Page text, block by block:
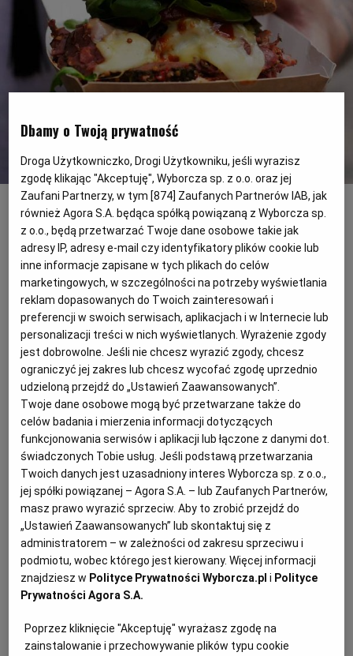
NAPOJE
SAŁATKI
MAKARONY
DRÓB
MIĘSA
RYBY
PRZEKĄSKI
DOMOWE PRZETWORY
SOST, DIPY I INNE DODATKI
DOMOWE PRZYJĘCIE
GRILL
KUCHNIA CHIŃSKA
KUCHNIA TAJSKA
KUCHNIA GRECKA
KUCHNIA PORTUGALSKA
KUCHNIA FRANCUSKA
KUCHNIA AMERYKAŃSKA
KUCHNIA POLSKA
KUCHNIA MEKSYKAŃSKA
KUCHNIA INDYJSKA
KUCHNIA HISZPAŃSKA
KUCHNIA NIEMIECKA
ZAKUPY
SPRZĘT KUCHENNY
FIT PRZEPISY
WEGE
WEGAN
BEZ GLUTENU
PODRÓŻE KULINARNE
HISTORIE KULINARNE
FELIETONY KULINARNE
KSIĄŻKI KULINARNE
SZEF KUCHNI
NASZE SERWISY
SERWISY LOKALNE
BIAŁYSTOK
BIELSKO-BIAŁA
BYDGOSZCZ
CZĘSTOCHOWA
ELBLĄG
GLIWICE
GORZÓW WIELKOPOLSKI
KALISZ
KATOWICE
KIELCE
WYBORCZA.PL
MAGAZYNY
DUŻY FORMAT
WOLNA SOBOTA
ALE HISTORIA
WYBORCZA TV I VOD
TYLKO ZDROWIE
KSIĄŻKI. MAGAZYN DO CZYTANIA
NASZA EUROPA
SŁÓWKA. MAGAZYN O JĘZYKU
WYBORCZA CLASSIC
WYBORCZA.BIZ
WYSOKIE OBCASY
BIQDATA
JUTRONAUCI
ARCHIWUM
INNE SERWISY
GAZETA.PL
Żarcie na Kółkach(mat.pras.)
W weekend 24-25 sierpnia na błoniach
PGE Narodowego zaparkuje ponad 100
food trucków serwujących jedzenie z
różnych stron świata. W trakcie festiwalu
dwadzieścia wozów serwujących burgery
zmierzy się w Mistrzostwach Burgerowych,
a stołeczna "Gazeta Wyborcza" przyzna
tytuł tegorocznej Warszawskiej Pyzy.
Dbamy o Twoją prywatność
Droga Użytkowniczko, Drogi Użytkowniku, jeśli wyrazisz
zgodę klikając "Akceptuję", Wyborcza sp. z o.o. oraz jej
Zaufani Partnerzy, w tym [874] Zaufanych Partnerów IAB, jak
również Agora S.A. będąca spółką powiązaną z Wyborcza sp.
z o.o., będą przetwarzać Twoje dane osobowe takie jak
adresy IP, adresy e-mail czy identyfikatory plików cookie lub
inne informacje zapisane w tych plikach do celów
marketingowych, w szczególności na potrzeby wyświetlania
reklam dopasowanych do Twoich zainteresowań i
preferencji w swoich serwisach, aplikacjach i w Internecie lub
personalizacji treści w nich wyświetlanych. Wyrażenie zgody
jest dobrowolne. Jeśli nie chcesz wyrazić zgody, chcesz
ograniczyć jej zakres lub chcesz wycofać zgodę uprzednio
udzieloną przejdź do „Ustawień Zaawansowanych”.
Twoje dane osobowe mogą być przetwarzane także do
celów badania i mierzenia informacji dotyczących
funkcjonowania serwisów i aplikacji lub łączone z danymi dot.
świadczonych Tobie usług. Jeśli podstawą przetwarzania
Twoich danych jest uzasadniony interes Wyborcza sp. z o.o.,
jej spółki powiązanej – Agora S.A. – lub Zaufanych Partnerów,
masz prawo wyrazić sprzeciw. Aby to zrobić przejdź do
„Ustawień Zaawansowanych” lub skontaktuj się z
administratorem – w zależności od zakresu sprzeciwu i
podmiotu, wobec którego jest kierowany. Więcej informacji
znajdziesz w Polityce Prywatności Wyborcza.pl i Polityce
Prywatności Agora S.A.
Poprzez kliknięcie "Akceptuję" wyrażasz zgodę na
zainstalowanie i przechowywanie plików typu cookie